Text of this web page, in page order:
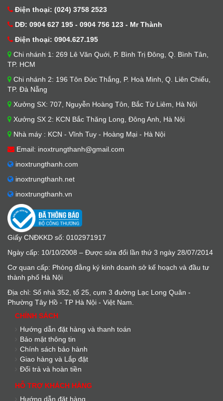
Điện thoại: (024) 3758 2523
DĐ: 0904 627 195 - 0904 756 123 - Mr Thành
Điện thoại: 0904.627.195
Chi nhánh 1: 269 Lê Văn Quới, P. Bình Trị Đông, Q. Bình Tân,
TP. HCM
Chi nhánh 2: 196 Tôn Đức Thắng, P. Hoà Minh, Q. Liên Chiểu,
TP. Đà Nẵng
Xưởng SX: 707, Nguyễn Hoàng Tôn, Bắc Từ Liêm, Hà Nội
Xưởng SX 2: KCN Bắc Thăng Long, Đông Anh, Hà Nội
Nhà máy : KCN - Vĩnh Tuy - Hoàng Mại - Hà Nội
Email: inoxtrungthanh@gmail.com
inoxtrungthanh.com
inoxtrungthanh.net
inoxtrungthanh.vn
Giấy CNĐKKD số: 0102971917
Ngày cấp: 10/10/2008 – Được sửa đổi lần thứ 3 ngày 28/07/2014
Cơ quan cấp: Phòng đằng ký kinh doanh sở kế hoạch và đầu tư
thành phố Hà Nội
Địa chỉ: Số nhà 352, tổ 25, cụm 3 đường Lạc Long Quân -
Phường Tây Hồ - TP Hà Nội - Việt Nam.
CHÍNH SÁCH
Hướng dẫn đặt hàng và thanh toán
Bảo mật thông tin
Chính sách bảo hành
Giao hàng và Lắp đặt
Đổi trả và hoàn tiền
HỖ TRỢ KHÁCH HÀNG
Hướng dẫn đặt hàng